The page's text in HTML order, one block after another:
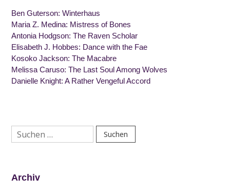
Ben Guterson: Winterhaus
Maria Z. Medina: Mistress of Bones
Antonia Hodgson: The Raven Scholar
Elisabeth J. Hobbes: Dance with the Fae
Kosoko Jackson: The Macabre
Melissa Caruso: The Last Soul Among Wolves
Danielle Knight: A Rather Vengeful Accord
Suchen
nach:
Archiv